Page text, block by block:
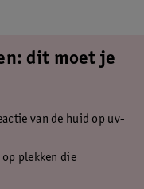
dit moet je
van de huid op uv-
plekken die